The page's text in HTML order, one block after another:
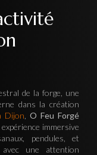
de la forge, une
dans la création
Dijon O Feu Forgé
immersive
pendules, et
une attention